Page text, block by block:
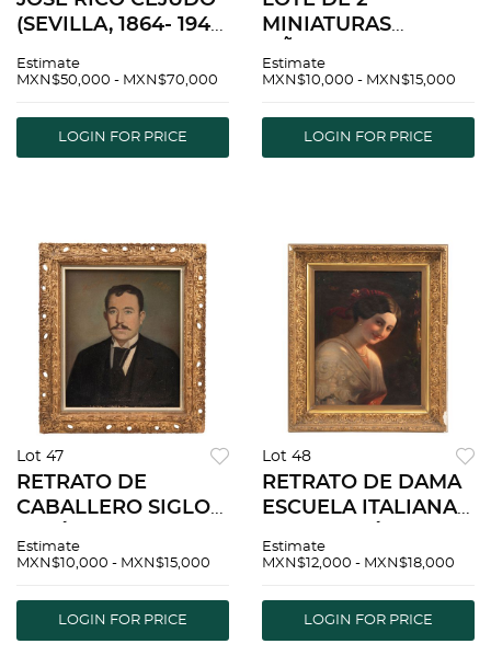
(SEVILLA, 1864- 1943)
SEVILLANA Óleo
fechado. 69 x 47 cm
Estimate
MXN$50,000 - MXN$70,000
LOGIN FOR PRICE
MINIATURAS
XIX 1.- FRANCISCO
RETRATO DE DAMA.
2.- RETRATO DE
Estimate
MXN$10,000 - MXN$15,000
LOGIN FOR PRICE
Lot 47
RETRATO DE
CABALLERO SIGLO
Firmado: G.
de conservación 60 x
49.5 cm
Estimate
MXN$10,000 - MXN$15,000
LOGIN FOR PRICE
Lot 48
RETRATO DE DAMA
ESCUELA ITALIANA,
sobre tela Detalles
repintes 63 x 50 cm
Estimate
MXN$12,000 - MXN$18,000
LOGIN FOR PRICE